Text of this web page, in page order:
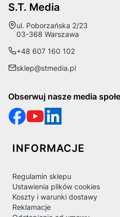
S.T. Media
Adres:
ul. Poborzańska 2/23
03-368 Warszawa
+48 607 160 102
sklep@stmedia.pl
Obserwuj nasze media
Linki w stopce
INFORMACJE
Regulamin sklepu
Ustawienia plików cookies
Koszty i warunki dostawy
Reklamacje